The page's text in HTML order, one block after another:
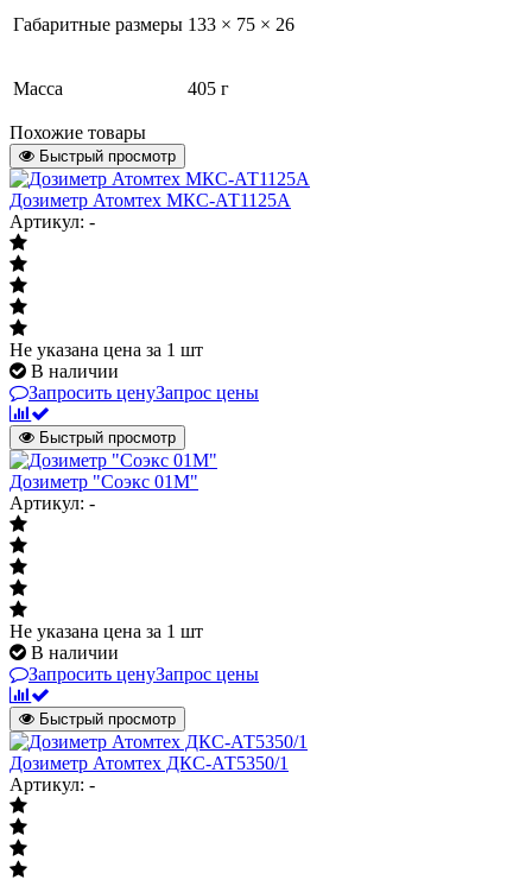
Габаритные размеры 133 × 75 × 26
Масса 405 г
Похожие товары
Быстрый просмотр
Дозиметр Атомтех МКС-АТ1125A
Артикул: -
Не указана цена за 1 шт
В наличии
Запросить ценуЗапрос цены
Быстрый просмотр
Дозиметр "Соэкс 01М"
Артикул: -
Не указана цена за 1 шт
В наличии
Запросить ценуЗапрос цены
Быстрый просмотр
Дозиметр Атомтех ДКС-АТ5350/1
Артикул: -